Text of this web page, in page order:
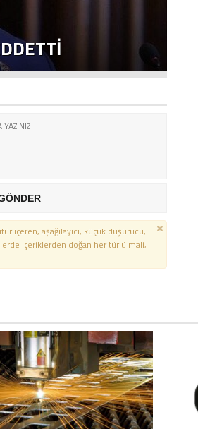
içeren, aşağılayıcı, küçük düşürücü,
içeriklerden doğan her türlü mali,